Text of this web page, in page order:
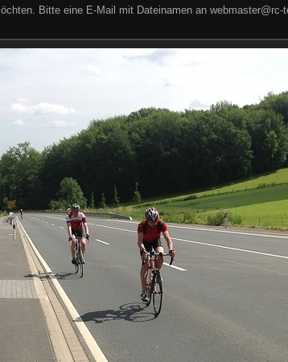
Bitte eine E-Mail mit Dateinamen an